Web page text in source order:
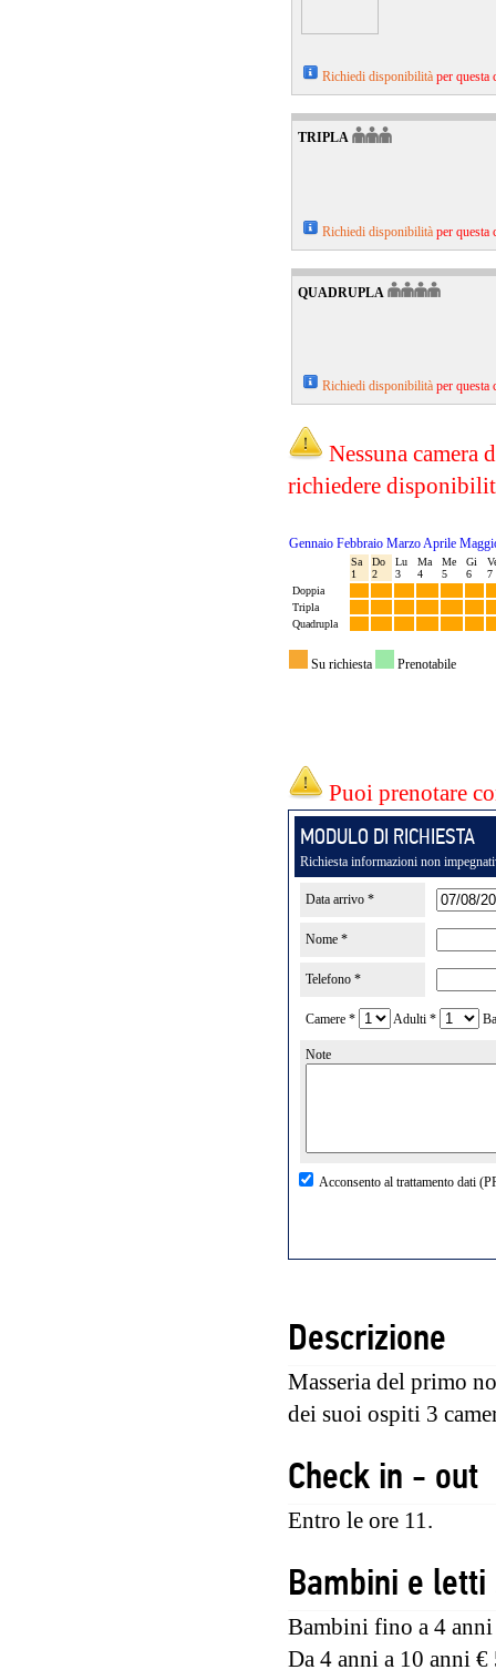
Richiedi disponibilità per questa
TRIPLA
Richiedi disponibilità per questa
QUADRUPLA
Richiedi disponibilità per questa
Nessuna camera
richiedere
Puoi prenotare
MODULO DI RICHIESTA
Richiesta informazioni non
Data arrivo *
Nome *
Telefono *
Camere * Adulti *
Note
Acconsento al trattamento dati
Descrizione
Masseria del primo
dei suoi ospiti 3
Check in - out
Entro le ore 11.
Bambini e
Bambini fino a 4
Da 4 anni a 10 anni €